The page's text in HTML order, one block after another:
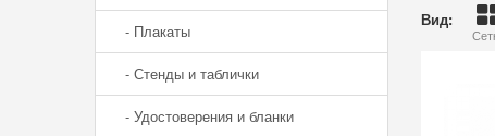
- Плакаты
- Стенды и таблички
- Удостоверения и бланки
Вид: